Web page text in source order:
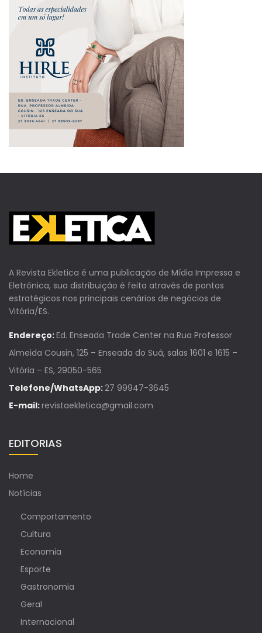
A Revista Ekletica é uma publicação de Mídia Impressa e
Eletrônica, sua distribuição é feita através de pontos
estratégicos nos principais cenários de negócios de
Vitória/ES.
Endereço:Ed. Enseada Trade Center na Rua Professor
Almeida Cousin, 125 – Enseada do Suá, salas 1601 e 1615 –
Vitória – ES, 29050-565
Telefone/WhatsApp:27 99947-3645
E-mail:revistaekletica@gmail.com
EDITORIAS
Home
Notícias
Comportamento
Cultura
Economia
Esporte
Gastronomia
Geral
Internacional